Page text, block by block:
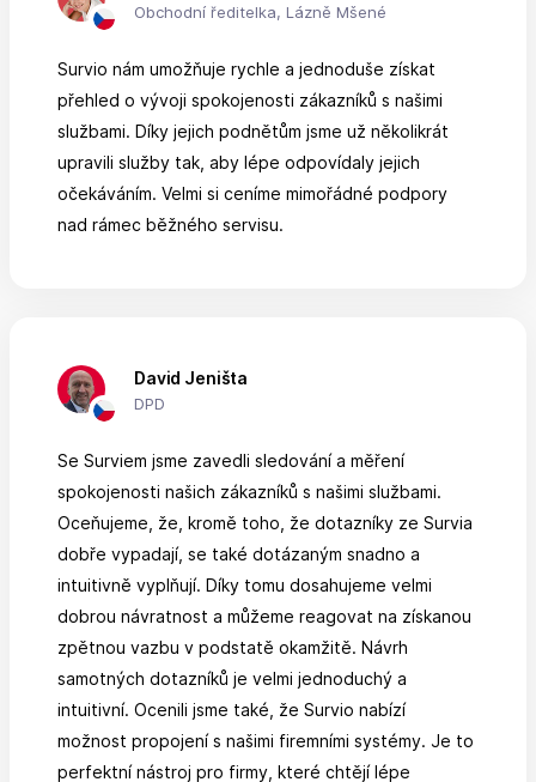
Obchodní ředitelka, Lázně Mšené
Survio nám umožňuje rychle a jednoduše získat
přehled o vývoji spokojenosti zákazníků s našimi
službami. Díky jejich podnětům jsme už několikrát
upravili služby tak, aby lépe odpovídaly jejich
očekáváním. Velmi si ceníme mimořádné podpory
nad rámec běžného servisu.
David Jeništa
DPD
Se Surviem jsme zavedli sledování a měření
spokojenosti našich zákazníků s našimi službami.
Oceňujeme, že, kromě toho, že dotazníky ze Survia
dobře vypadají, se také dotázaným snadno a
intuitivně vyplňují. Díky tomu dosahujeme velmi
dobrou návratnost a můžeme reagovat na získanou
zpětnou vazbu v podstatě okamžitě. Návrh
samotných dotazníků je velmi jednoduchý a
intuitivní. Ocenili jsme také, že Survio nabízí
možnost propojení s našimi firemními systémy. Je to
perfektní nástroj pro firmy, které chtějí lépe